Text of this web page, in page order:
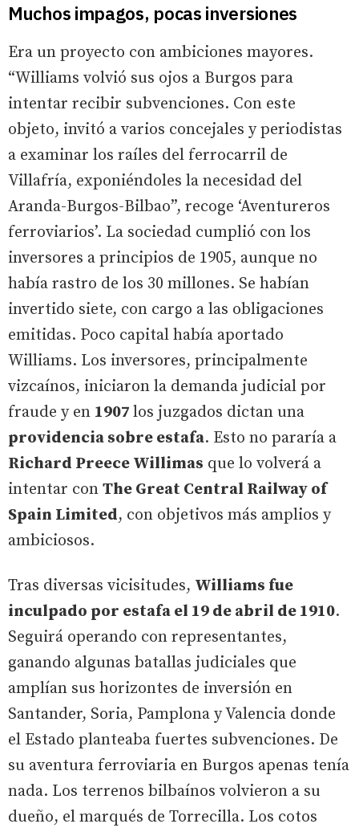
Muchos impagos, pocas inversiones
Era un proyecto con ambiciones mayores.
“Williams volvió sus ojos a Burgos para
intentar recibir subvenciones. Con este
objeto, invitó a varios concejales y periodistas
a examinar los raíles del ferrocarril de
Villafría, exponiéndoles la necesidad del
Aranda-Burgos-Bilbao”, recoge ‘Aventureros
ferroviarios’. La sociedad cumplió con los
inversores a principios de 1905, aunque no
había rastro de los 30 millones. Se habían
invertido siete, con cargo a las obligaciones
emitidas. Poco capital había aportado
Williams. Los inversores, principalmente
vizcaínos, iniciaron la demanda judicial por
fraude y en 1907 los juzgados dictan una
providencia sobre estafa. Esto no pararía a
Richard Preece Willimas que lo volverá a
intentar con The Great Central Railway of
Spain Limited, con objetivos más amplios y
ambiciosos.
Tras diversas vicisitudes, Williams fue
inculpado por estafa el 19 de abril de 1910.
Seguirá operando con representantes,
ganando algunas batallas judiciales que
amplían sus horizontes de inversión en
Santander, Soria, Pamplona y Valencia donde
el Estado planteaba fuertes subvenciones. De
su aventura ferroviaria en Burgos apenas tenía
nada. Los terrenos bilbaínos volvieron a su
dueño, el marqués de Torrecilla. Los cotos